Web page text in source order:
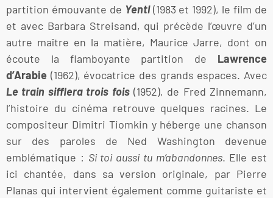
partition émouvante de Yentl(1983 et 1992), le film de
et avec Barbara Streisand, qui précède l’œuvre d’un
autre maître en la matière, Maurice Jarre, dont on
écoute la flamboyante partition de Lawrence
d’Arabie (1962), évocatrice des grands espaces. Avec
Le train sifflera trois fois(1952), de Fred Zinnemann,
l’histoire du cinéma retrouve quelques racines. Le
compositeur Dimitri Tiomkin y héberge une chanson
sur des paroles de Ned Washington devenue
emblématique : Si toi aussi tu m’abandonnes. Elle est
ici chantée, dans sa version originale, par Pierre
Planas qui intervient également comme guitariste et